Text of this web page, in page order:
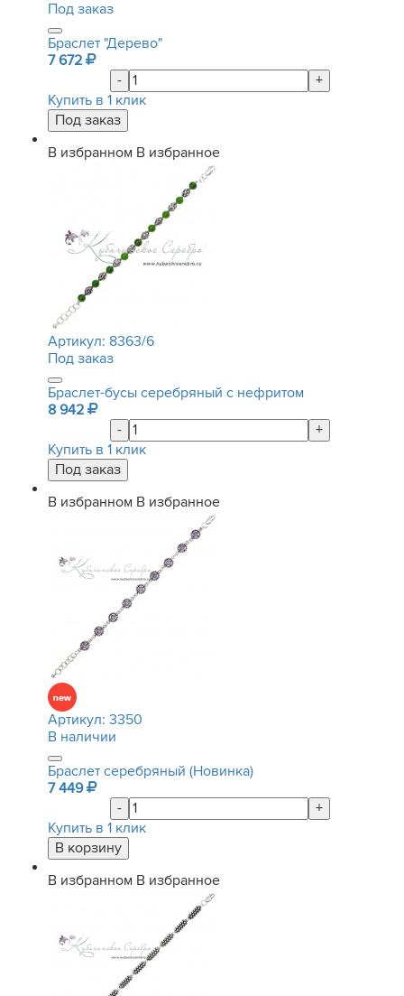
Под заказ
Браслет "Дерево"
7 672
-
+
Купить в 1 клик
В избранном В избранное
Артикул: 8363/6
Под заказ
Браслет-бусы серебряный с нефритом
8 942
-
+
Купить в 1 клик
В избранном В избранное
Артикул: 3350
В наличии
Браслет серебряный (Новинка)
7 449
-
+
Купить в 1 клик
В избранном В избранное